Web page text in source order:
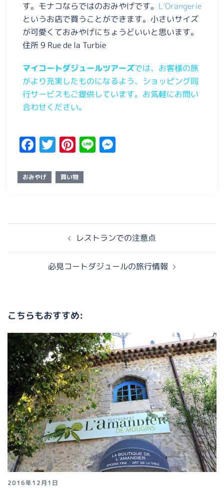
す。モナコならではのおみやげです。 L’Orangerie
というお店で買うことができます。小さいサイズ
が可愛くておみやげにちょうどいいと思います。
住所 9 Rue de la Turbie
マイコートダジュールツアーズでは、お客様の旅
がより充実したものになるよう、ショッピング同
行サービスもご提供しています。お気軽にお問い
合わせください。
Facebook
Twitter
Pinterest
Line
おみやげ 買い物
レストランでの注意点
必見コートダジュールの旅行情報
こちらもおすすめ:
2016年12月1日